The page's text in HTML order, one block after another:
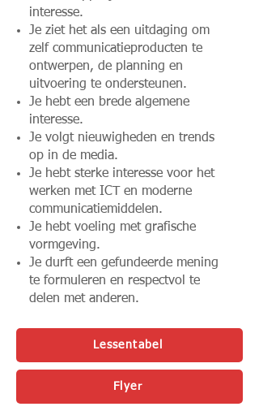
interesse.
Je ziet het als een uitdaging om
zelf communicatieproducten te
ontwerpen, de planning en
uitvoering te ondersteunen.
Je hebt een brede algemene
interesse.
Je volgt nieuwigheden en trends
op in de media.
Je hebt sterke interesse voor het
werken met ICT en moderne
communicatiemiddelen.
Je hebt voeling met grafische
vormgeving.
Je durft een gefundeerde mening
te formuleren en respectvol te
delen met anderen.
Lessentabel
Flyer